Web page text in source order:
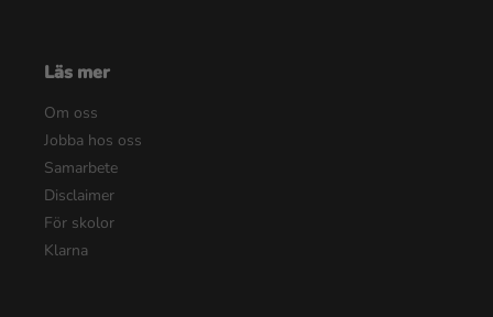
Läs mer
Om oss
Jobba hos oss
Samarbete
Disclaimer
För skolor
Klarna